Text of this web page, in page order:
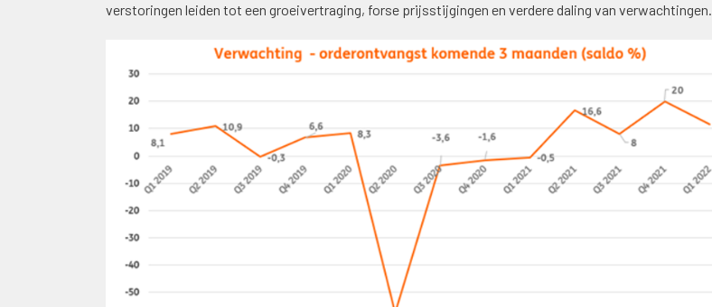
verstoringen leiden tot een groeivertraging, forse prijsstijgingen en verdere daling van verwachtingen.